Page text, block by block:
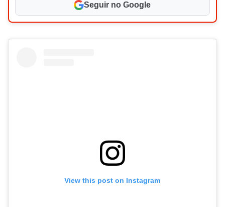
Seguir no Google
View this post on Instagram